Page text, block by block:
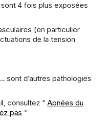
4 fois plus exposées
(en particulier
de la tension
sont d’autres pathologies
consultez " Apnées du
pas "